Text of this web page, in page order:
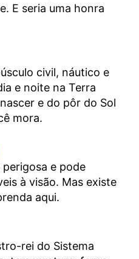
E seria uma honra
civil, náutico e
e noite na Terra
e do pôr do Sol
mora.
e pode
à visão. Mas existe
aqui.
rei do Sistema